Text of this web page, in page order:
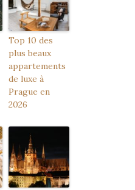
Top 10 des
plus beaux
appartements
de luxe à
Prague en
2026